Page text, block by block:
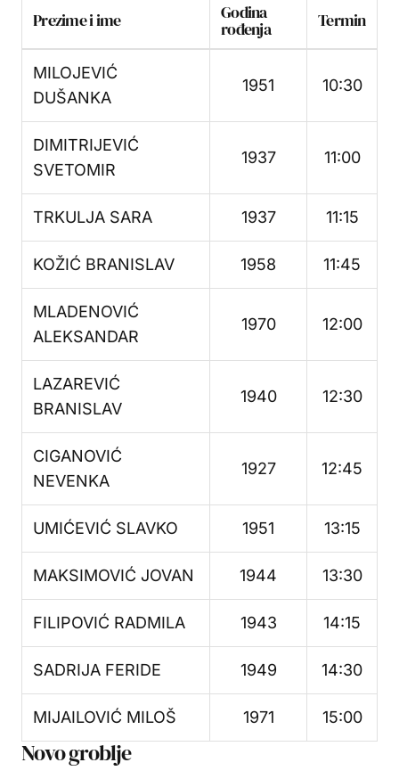
Prezime i ime Godina
rođenja Termin
MILOJEVIĆ
DUŠANKA
1951 10:30
DIMITRIJEVIĆ
SVETOMIR
1937 11:00
TRKULJA SARA 1937 11:15
KOŽIĆ BRANISLAV 1958 11:45
MLADENOVIĆ
ALEKSANDAR
1970 12:00
LAZAREVIĆ
BRANISLAV
1940 12:30
CIGANOVIĆ
NEVENKA
1927 12:45
UMIĆEVIĆ SLAVKO 1951 13:15
MAKSIMOVIĆ JOVAN 1944 13:30
FILIPOVIĆ RADMILA 1943 14:15
SADRIJA FERIDE 1949 14:30
MIJAILOVIĆ MILOŠ 1971 15:00
Novo groblje